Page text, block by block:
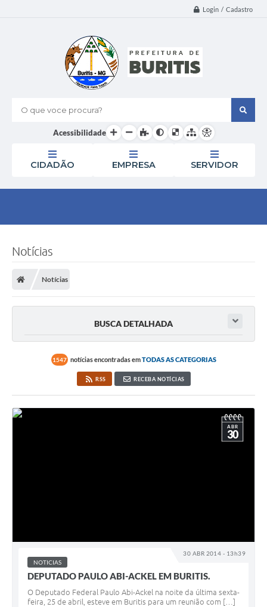
Login / Cadastro
O que voce procura?
Acessibilidade
CIDADÃO EMPRESA SERVIDOR
Notícias
Notícias
BUSCA DETALHADA
1547 notícias encontradas emTODAS AS CATEGORIAS
RSS RECEBA NOTÍCIAS
30 ABR 2014 - 13h39
ABR
30
NOTICIAS
DEPUTADO PAULO ABI-ACKEL EM BURITIS.
O Deputado Federal Paulo Abi-Ackel na noite da última sexta-
feira, 25 de abril, esteve em Buritis para um reunião com […]